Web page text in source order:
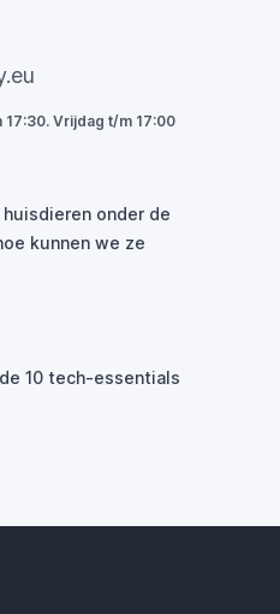
Vrijdag t/m 17:00
onder de
kunnen we ze
10 tech-essentials